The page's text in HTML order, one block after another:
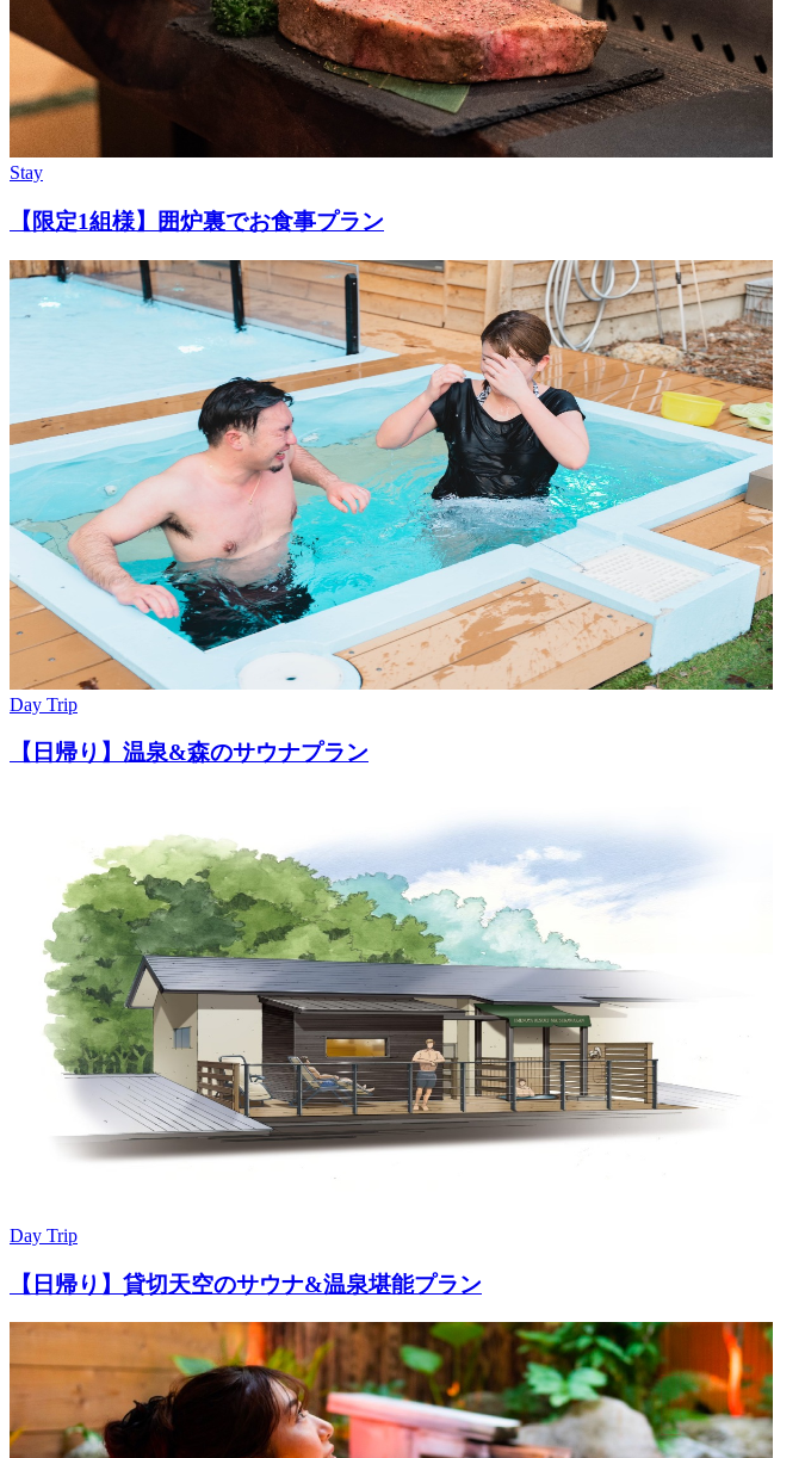
Stay
【限定1組様】囲炉裏でお食事プラン
Day Trip
【日帰り】温泉&森のサウナプラン
Day Trip
【日帰り】貸切天空のサウナ&温泉堪能プラン